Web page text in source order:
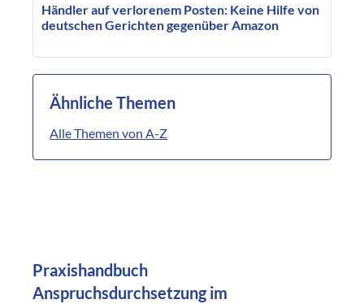
Händler auf verlorenem Posten: Keine Hilfe von
deutschen Gerichten gegenüber Amazon
Ähnliche Themen
Alle Themen von A-Z
Praxishandbuch
Anspruchsdurchsetzung im